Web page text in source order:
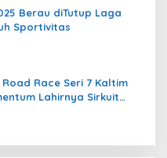
Berau diTutup Laga
Sportivitas
Race Seri 7 Kaltim
Lahirnya Sirkuit